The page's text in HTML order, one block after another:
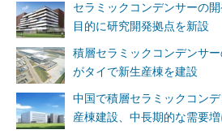
セラミックコンデンサーの
目的に研究開発拠点を新設
積層セラミックコンデンサ
がタイで新生産棟を建設
中国で積層セラミックコン
産棟建設、中長期的な需要